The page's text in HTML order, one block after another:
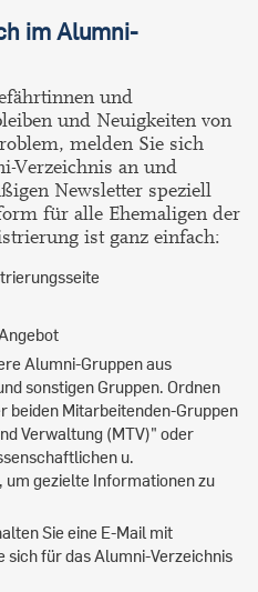
im Alumni-
und
und Neuigkeiten von
melden Sie sich
Verzeichnis an und
Newsletter speziell
für alle Ehemaligen der
ist ganz einfach:
Alumni-Gruppen aus
sonstigen Gruppen. Ordnen
beiden Mitarbeitenden-Gruppen
Verwaltung (MTV)" oder
u.
gezielte Informationen zu
Sie eine E-Mail mit
sich für das Alumni-Verzeichnis